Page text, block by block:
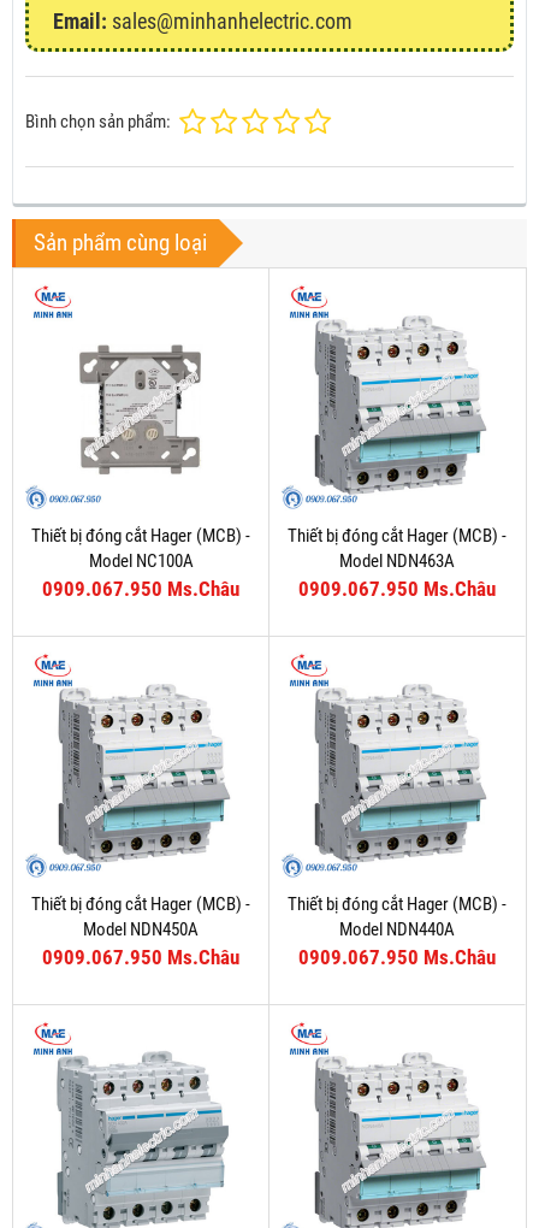
Email: sales@minhanhelectric.com
Bình chọn sản phẩm:
Sản phẩm cùng loại
Thiết bị đóng cắt Hager (MCB) -
Model NC100A
0909.067.950 Ms.Châu
Thiết bị đóng cắt Hager (MCB) -
Model NDN463A
0909.067.950 Ms.Châu
Thiết bị đóng cắt Hager (MCB) -
Model NDN450A
0909.067.950 Ms.Châu
Thiết bị đóng cắt Hager (MCB) -
Model NDN440A
0909.067.950 Ms.Châu